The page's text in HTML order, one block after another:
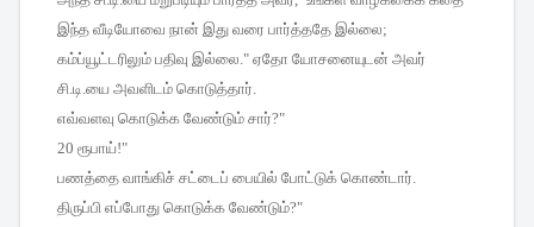
இந்த வீடியோவை நான் இது வரை பார்த்ததே இல்லை;
கம்ப்யூட்டரிலும் பதிவு இல்லை." ஏதோ யோசனையுடன் அவர்
சி.டி.யை அவளிடம் கொடுத்தார்.
எவ்வளவு கொடுக்க வேண்டும் சார்?"
20 ரூபாய்!"
பணத்தை வாங்கிச் சட்டைப் பையில் போட்டுக் கொண்டார்.
திருப்பி எப்போது கொடுக்க வேண்டும்?"